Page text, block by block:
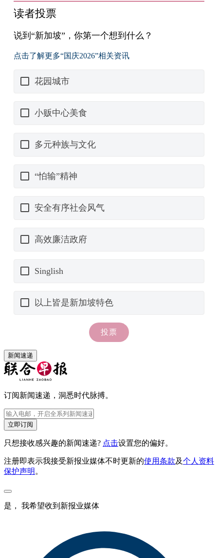
新闻速递
订阅新闻速递，洞悉时代脉搏。
立即订阅
只想接收感兴趣的新闻速递? 点击设置您的偏好。
注册即表示我接受新报业媒体不时更新的使用条款及个人资料
保护声明 。
是， 我希望收到新报业媒体